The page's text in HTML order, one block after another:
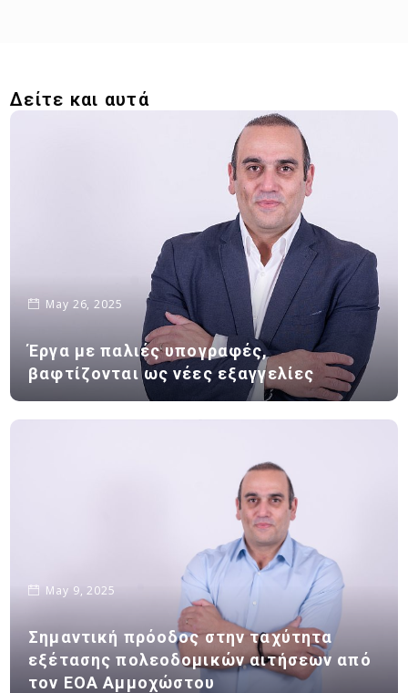
Δείτε και αυτά
May 26, 2025
Έργα με παλιές υπογραφές,
βαφτίζονται ως νέες εξαγγελίες
May 9, 2025
Σημαντική πρόοδος στην ταχύτητα
εξέτασης πολεοδομικών αιτήσεων από
τον ΕΟΑ Αμμοχώστου